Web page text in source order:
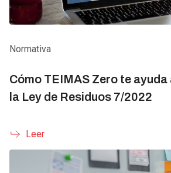
Normativa
Cómo TEIMAS Zero te ayuda
la Ley de Residuos 7/2022
Leer